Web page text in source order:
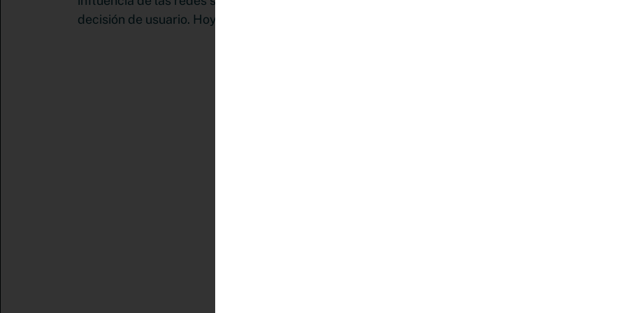
decisión de usuario. Hoy más que nunca tenemos que poner el foco a las compras sociales.